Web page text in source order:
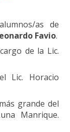
as de
Favio.
de la Lic.
Lic. Horacio
grande del
Manrique.